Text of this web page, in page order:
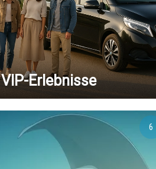
VIP-Erlebnisse
6